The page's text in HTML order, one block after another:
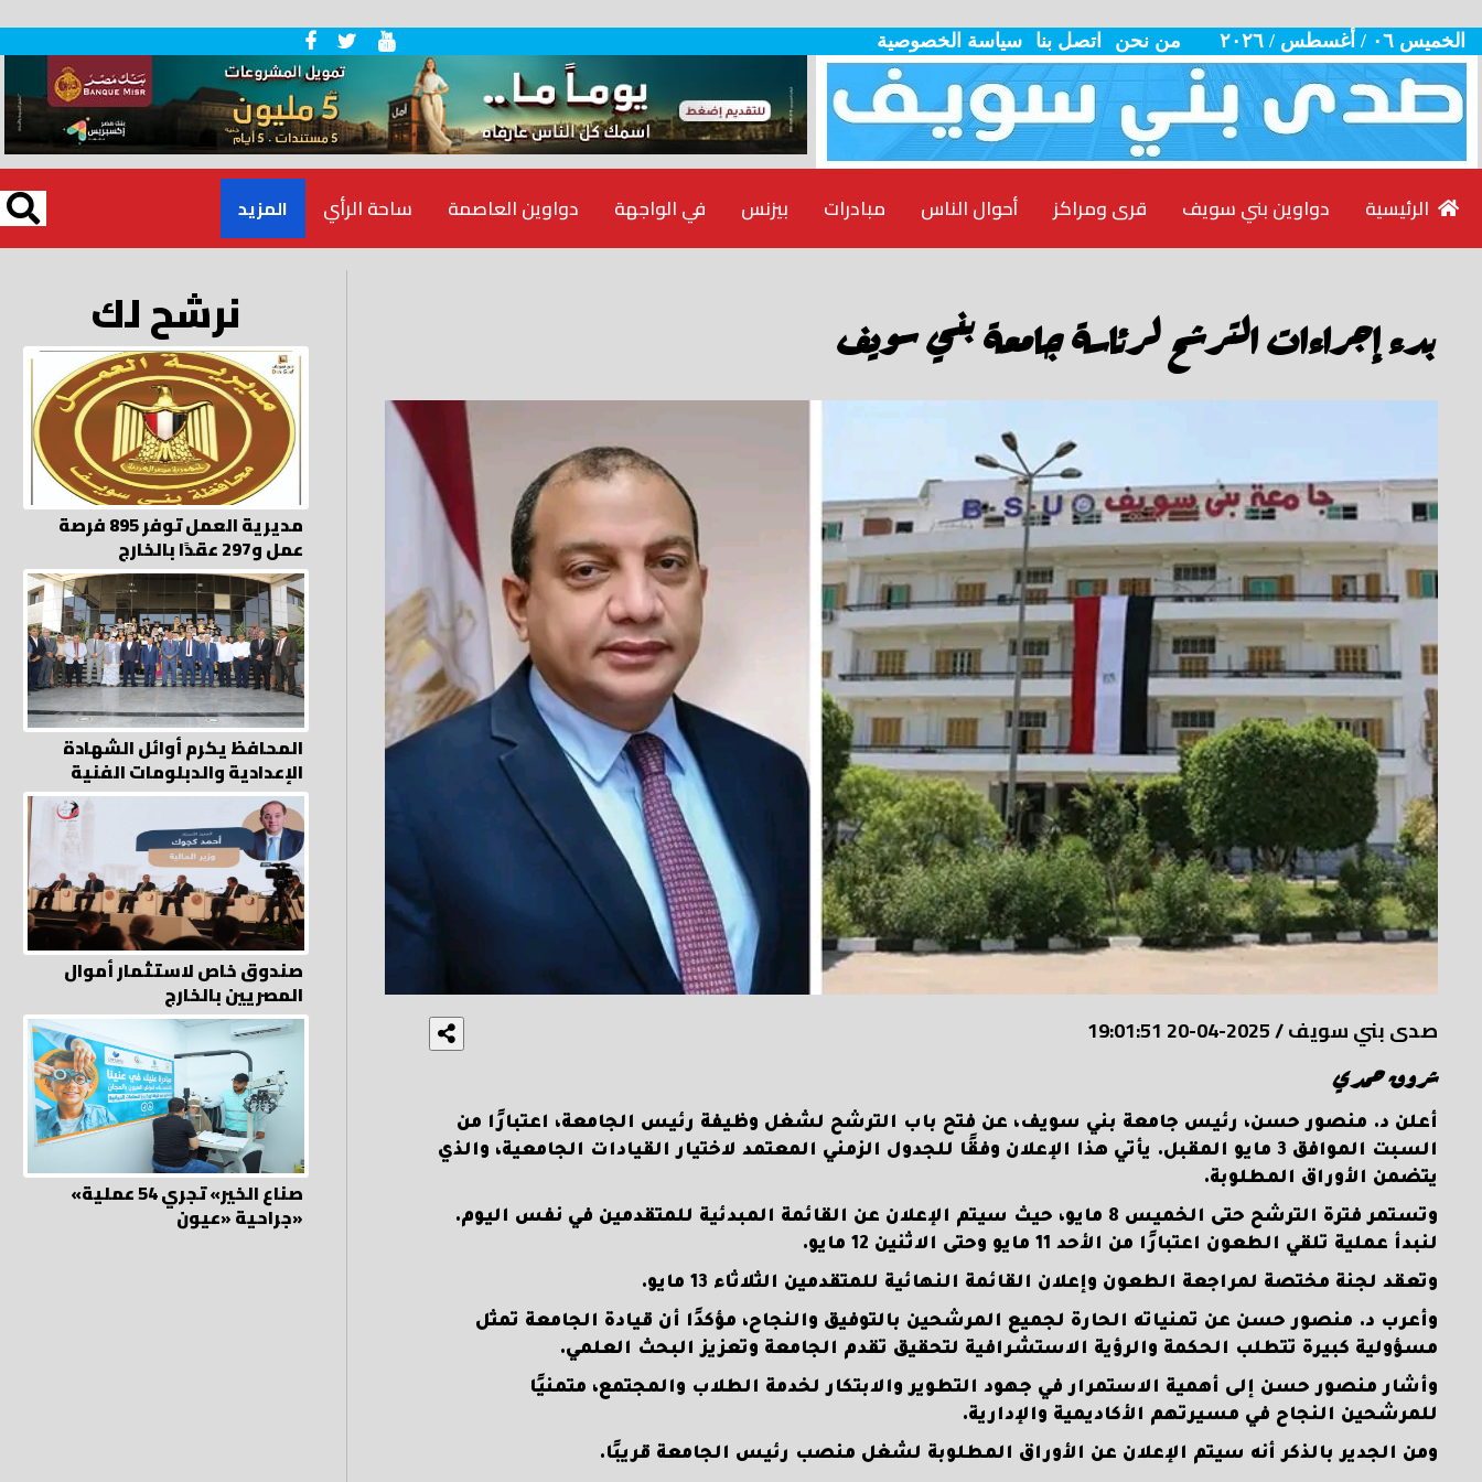
الخميس ٠٦ / أغسطس / ٢٠٢٦ من نحن اتصل بنا سياسة الخصوصية
المزيد ساحة الرأي دواوين العاصمة في الواجهة بيزنس مبادرات أحوال الناس قرى ومراكز دواوين بني سويف
بدء إجراءات الترشح لرئاسة جامعة بني سويف
صدى بني سويف/
2025-04-20 19:01:51
شروق حمدي
أعلن د. منصور حسن، رئيس جامعة بني سويف، عن فتح باب الترشح لشغل وظيفة رئيس الجامعة، اعتبارًا من
السبت الموافق 3 مايو المقبل. يأتي هذا الإعلان وفقًا للجدول الزمني المعتمد لاختيار القيادات الجامعية، والذي
يتضمن الأوراق المطلوبة.
وتستمر فترة الترشح حتى الخميس 8 مايو، حيث سيتم الإعلان عن القائمة المبدئية للمتقدمين في نفس اليوم.
لنبدأ عملية تلقي الطعون اعتبارًا من الأحد 11 مايو وحتى الاثنين 12 مايو.
وتعقد لجنة مختصة لمراجعة الطعون وإعلان القائمة النهائية للمتقدمين الثلاثاء 13 مايو.
وأعرب د. منصور حسن عن تمنياته الحارة لجميع المرشحين بالتوفيق والنجاح، مؤكدًا أن قيادة الجامعة تمثل
مسؤولية كبيرة تتطلب الحكمة والرؤية الاستشرافية لتحقيق تقدم الجامعة وتعزيز البحث العلمي.
وأشار منصور حسن إلى أهمية الاستمرار في جهود التطوير والابتكار لخدمة الطلاب والمجتمع، متمنيًا
للمرشحين النجاح في مسيرتهم الأكاديمية والإدارية.
ومن الجدير بالذكر أنه سيتم الإعلان عن الأوراق المطلوبة لشغل منصب رئيس الجامعة قريبًا.
نرشح لك
مديرية العمل توفر 895 فرصة
عمل و297 عقدًا بالخارج
المحافظ يكرم أوائل الشهادة
الإعدادية والدبلومات الفنية
صندوق خاص لاستثمار أموال
المصريين بالخارج
«صناع الخير» تجري 54 عملية
جراحية «عيون»